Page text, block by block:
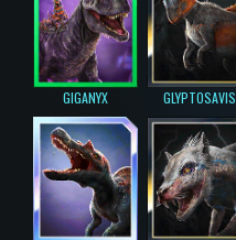
GIGANYX GLYPTOSAVIS